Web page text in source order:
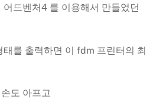
어드벤처4 를 이용해서 만들었던
태를 출력하면 이 fdm 프린터의 최
도 아프고